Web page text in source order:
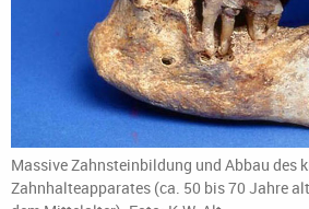
Massive Zahnsteinbildung und Abbau des
Zahnhalteapparates (ca. 50 bis 70 Jahre